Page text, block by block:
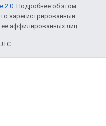
2.0. Подробнее об этом
зарегистрированный
ее аффилированных лиц.